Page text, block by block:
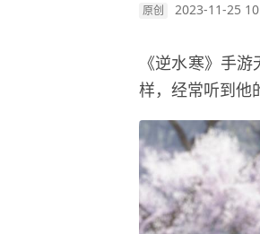
原创 2023-11-25
《逆水寒》手
样，经常听到他